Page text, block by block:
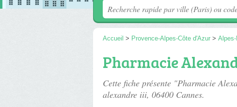
Accueil > Provence-Alpes-Côte d'Azur >
Pharmacie
Cette fiche présente "Pharmacie
alexandre iii, 06400 Cannes.